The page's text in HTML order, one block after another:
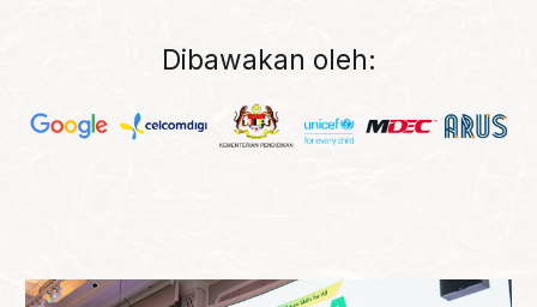
Dibawakan oleh: